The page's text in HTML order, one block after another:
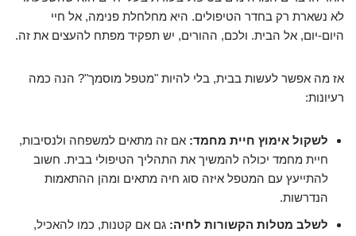
לא נשארת רק בחדר הטיפולים. היא מחלחלת פנימה, אל חיי
היום-יום, אל הבית. ולכם, ההורים, יש תפקיד מפתח להעצים את זה.
אז מה אפשר לעשות בבית, בלי להיות "מטפל מוסמך"? הנה כמה
רעיונות:
לשקול אימוץ חיית מחמד: אם זה מתאים למשפחה ולנסיבות,
חיית מחמד יכולה להמשיך את התהליך הטיפולי בבית. חשוב
להתייעץ עם המטפל איזה סוג חיה מתאים ומהן ההתאמות
הנדרשות.
לשלב מטלות הקשורות לחיה: גם אם קטנות, כמו להאכיל,